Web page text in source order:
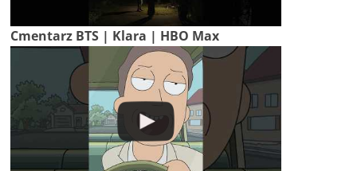
Cmentarz BTS | Klara | HBO Max